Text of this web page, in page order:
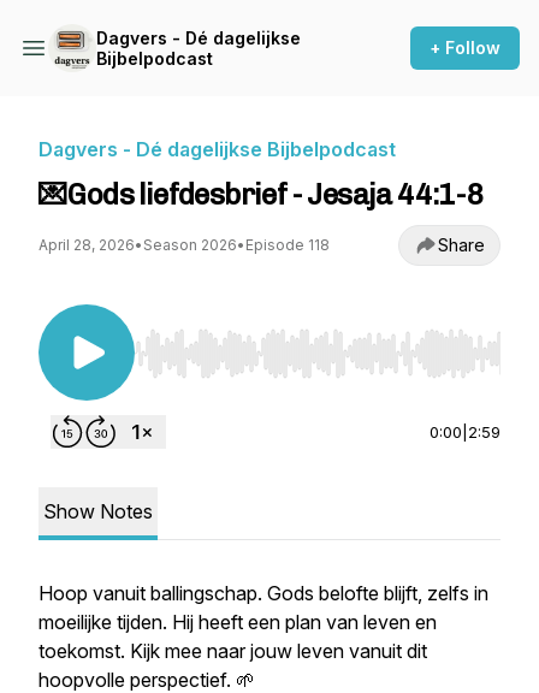
Dagvers - Dé dagelijkse
Bijbelpodcast
+ Follow
Dagvers - Dé dagelijkse Bijbelpodcast
💌Gods liefdesbrief - Jesaja 44:1-8
April 28, 2026• Season 2026• Episode 118 Share
Use Left/Right to seek, Home/End to jump to
0:00 2:59
Show Notes
Hoop vanuit ballingschap. Gods belofte blijft, zelfs in
moeilijke tijden. Hij heeft een plan van leven en
toekomst. Kijk mee naar jouw leven vanuit dit
hoopvolle perspectief. 🌱